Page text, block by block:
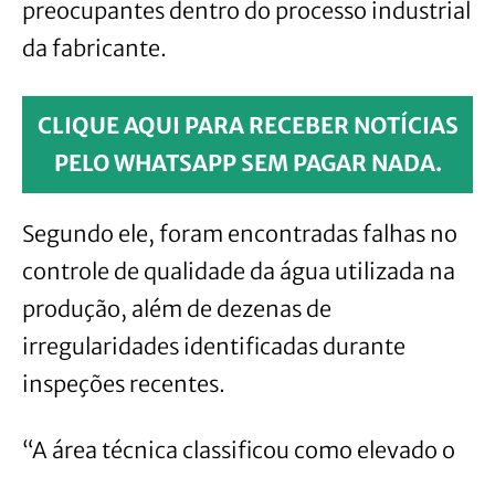
preocupantes dentro do processo industrial
da fabricante.
CLIQUE AQUI PARA RECEBER NOTÍCIAS
PELO WHATSAPP SEM PAGAR NADA.
Segundo ele, foram encontradas falhas no
controle de qualidade da água utilizada na
produção, além de dezenas de
irregularidades identificadas durante
inspeções recentes.
“A área técnica classificou como elevado o